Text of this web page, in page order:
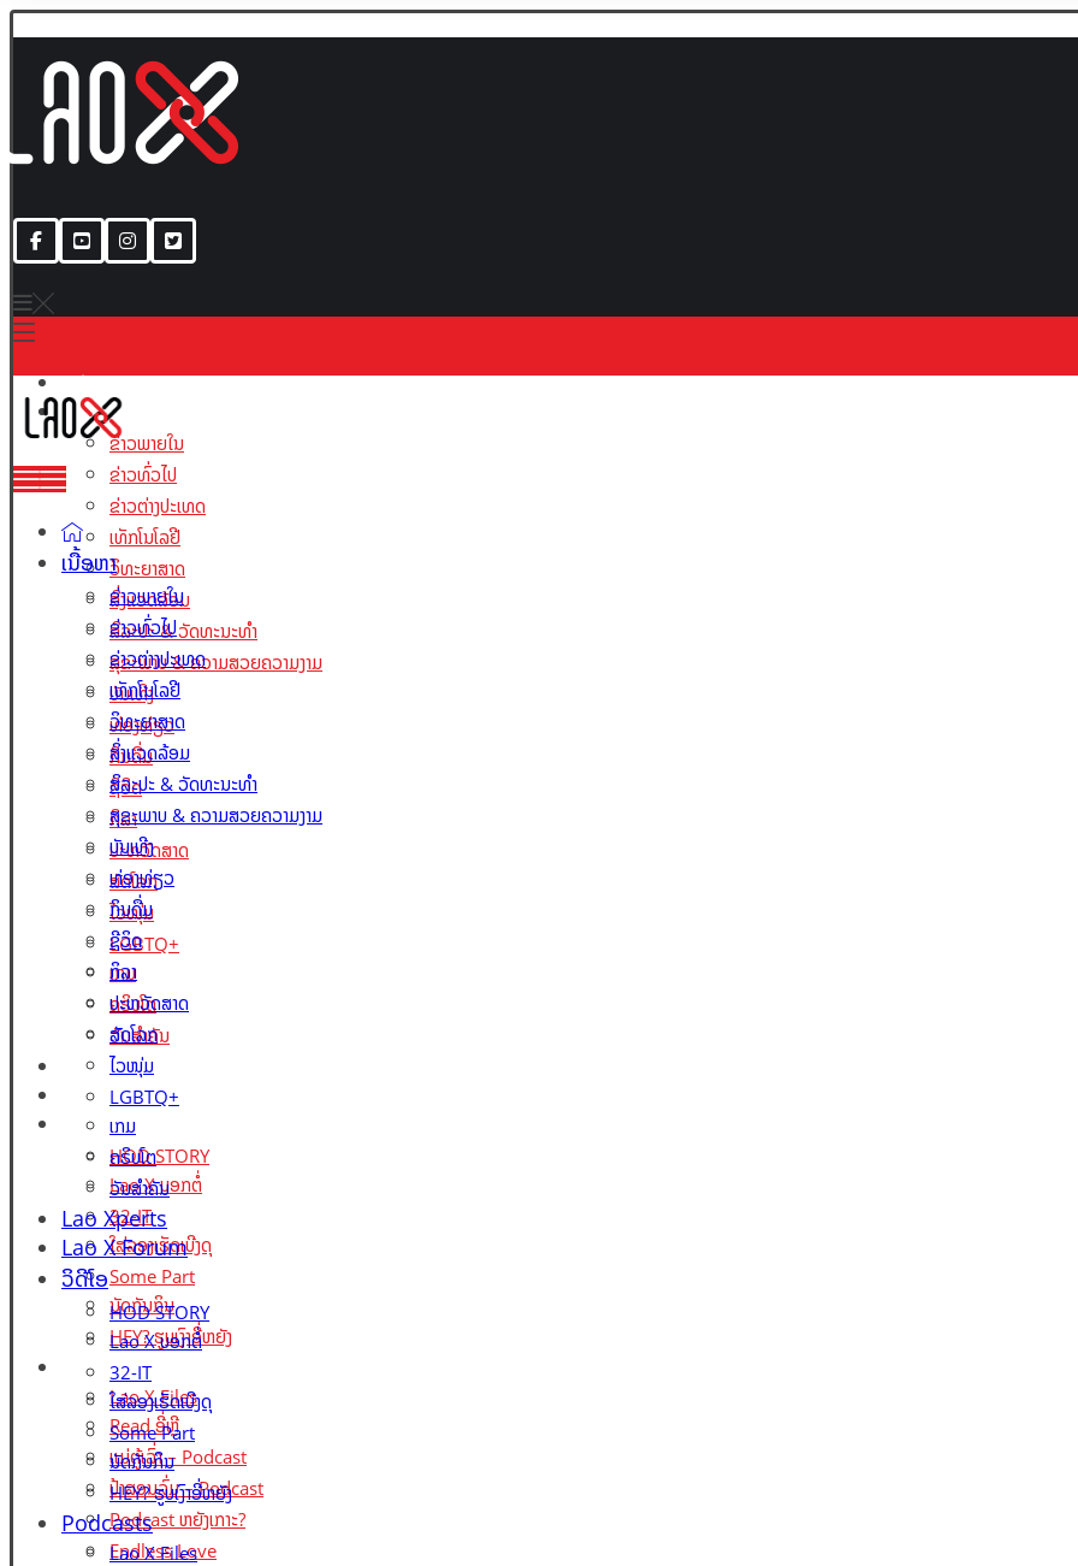
ເນື້ອຫາ
ຂ່າວພາຍໃນ
ຂ່າວທົ່ວໄປ
ຂ່າວຕ່າງປະເທດ
ເທັກໂນໂລຢີ
ວິທະຍາສາດ
ສິ່ງແວດລ້ອມ
ສິລະປະ & ວັດທະນະທຳ
ສຸຂະພາບ & ຄວາມສວຍຄວາມງາມ
ບັນເທີງ
ທ່ອງທ່ຽວ
ກິນດື່ມ
ຊີວິດ
ກິລາ
ປະຫວັດສາດ
ສັດໂລກ
ໄວໜຸ່ມ
LGBTQ+
ເກມ
ຄຣິບໂຕ
ວັນສຳຄັນ
Lao Xperts
Lao X Forum
ວິດີໂອ
HOD STORY
Lao X ບອກຕໍ່
32-IT
ໃສ່ລອງເຮັດເບີງດຸ
Some Part
ນັດກັນກິນ
HEY? ຮູບເງົາອີ່ຫຍັງ
Podcasts
Lao X Files
Read ອີ່ຫຼີ
ແມ່ຕູ້ເລົ່າ – Podcast
ປ້າສອນລົ່ມ – Podcast
Podcast ຫຍັງເກາະ?
Endless Love
ເນື້ອຫາ
ຂ່າວພາຍໃນ
ຂ່າວທົ່ວໄປ
ຂ່າວຕ່າງປະເທດ
ເທັກໂນໂລຢີ
ວິທະຍາສາດ
ສິ່ງແວດລ້ອມ
ສິລະປະ & ວັດທະນະທຳ
ສຸຂະພາບ & ຄວາມສວຍຄວາມງາມ
ບັນເທີງ
ທ່ອງທ່ຽວ
ກິນດື່ມ
ຊີວິດ
ກິລາ
ປະຫວັດສາດ
ສັດໂລກ
ໄວໜຸ່ມ
LGBTQ+
ເກມ
ຄຣິບໂຕ
ວັນສຳຄັນ
Lao Xperts
Lao X Forum
ວິດີໂອ
HOD STORY
Lao X ບອກຕໍ່
32-IT
ໃສ່ລອງເຮັດເບີງດຸ
Some Part
ນັດກັນກິນ
HEY? ຮູບເງົາອີ່ຫຍັງ
Podcasts
Lao X Files